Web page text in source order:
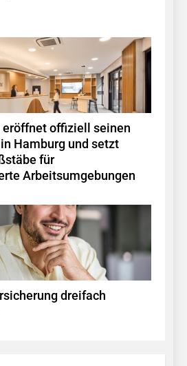
eröffnet offiziell seinen
Hamburg und setzt
für
Arbeitsumgebungen
dreifach